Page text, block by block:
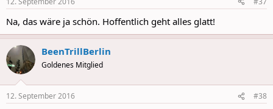
s
Na, das wäre ja schön. Hoffentlich geht alles glatt!
BeenTrillBerlin
Goldenes Mitglied
12. September 2016 #38